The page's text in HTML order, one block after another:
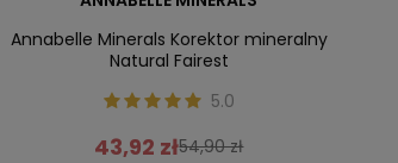
Annabelle Minerals Korektor mineralny
Natural Fairest
5.0
43,92 zł54,90 zł